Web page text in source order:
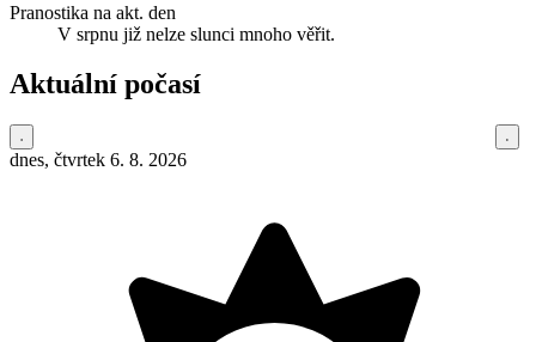
Pranostika na akt. den
V srpnu již nelze slunci mnoho věřit.
Aktuální počasí
dnes, čtvrtek 6. 8. 2026